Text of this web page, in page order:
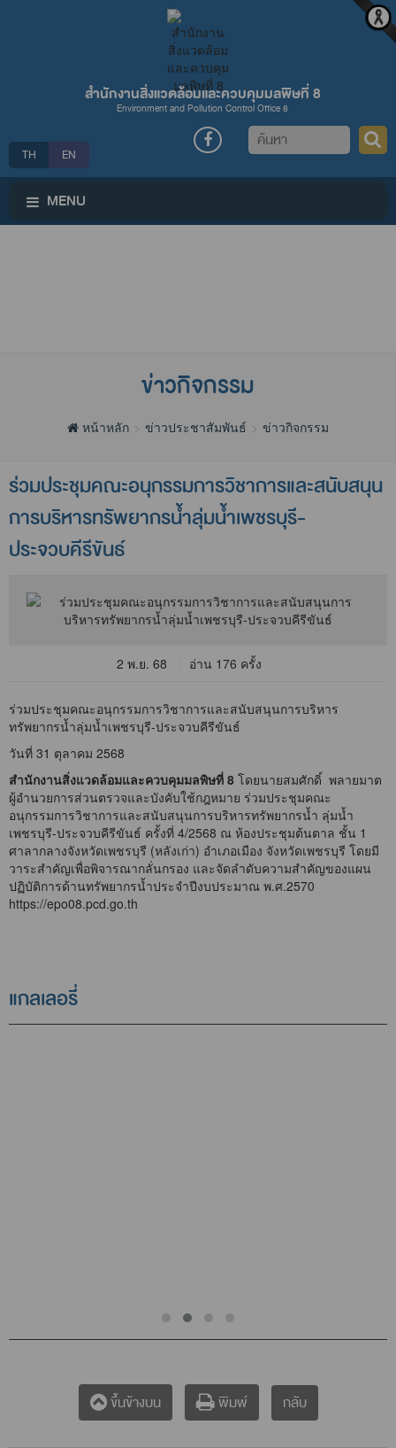
สำนักงานสิ่งแวดล้อมและควบคุมมลพิษที่ 8
Environment and Pollution Control Office 8
TH EN
ค้นหา
MENU
ข่าวกิจกรรม
หน้าหลัก ข่าวประชาสัมพันธ์ ข่าวกิจกรรม
ร่วมประชุมคณะอนุกรรมการวิชาการและสนับสนุน
การบริหารทรัพยากรน้ำลุ่มน้ำเพชรบุรี-
ประจวบคีรีขันธ์
2 พ.ย. 68 อ่าน 176 ครั้ง
ร่วมประชุมคณะอนุกรรมการวิชาการและสนับสนุนการบริหาร
ทรัพยากรน้ำลุ่มน้ำเพชรบุรี-ประจวบคีรีขันธ์
วันที่ 31 ตุลาคม 2568
สำนักงานสิ่งแวดล้อมและควบคุมมลพิษที่ 8 โดยนายสมศักดิ์ พลายมาต
ผู้อำนวยการส่วนตรวจและบังคับใช้กฎหมาย ร่วมประชุมคณะ
อนุกรรมการวิชาการและสนับสนุนการบริหารทรัพยากรน้ำ ลุ่มน้ำ
เพชรบุรี-ประจวบคีรีขันธ์ ครั้งที่ 4/2568 ณ ห้องประชุมต้นตาล ชั้น 1
ศาลากลางจังหวัดเพชรบุรี (หลังเก่า) อำเภอเมือง จังหวัดเพชรบุรี โดยมี
วาระสำคัญเพื่อพิจารณากลั่นกรอง และจัดลำดับความสำคัญของแผน
ปฏิบัติการด้านทรัพยากรน้ำประจำปีงบประมาณ พ.ศ.2570
https://epo08.pcd.go.th
แกลเลอรี่
ขึ้นข้างบน พิมพ์ กลับ